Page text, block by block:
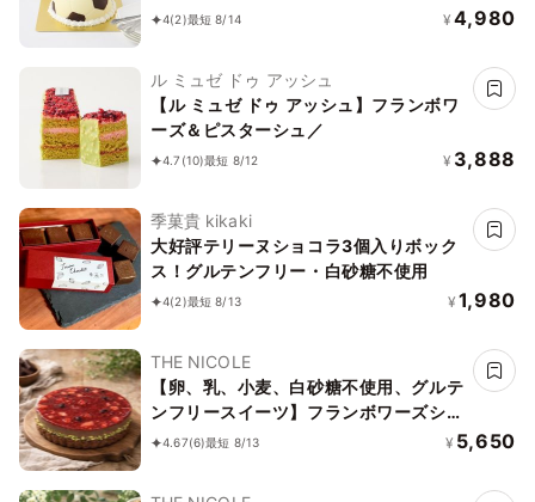
4(2)最短 8/14 ¥ 4,980
ル ミュゼ ドゥ アッシュ
【ル ミュゼ ドゥ アッシュ】フランボワ
ーズ＆ピスターシュ／
4.7 (10)最短 8/12 ¥ 3,888
季菓貴 kikaki
大好評テリーヌショコラ3個入りボック
ス！グルテンフリー・白砂糖不使用
4(2)最短 8/13 ¥ 1,980
THE NICOLE
【卵、乳、小麦、白砂糖不使用、グルテ
ンフリースイーツ】フランボワーズショ
コラ 京豆腐仕込み】 5号 15cm ～京豆
4.67(6)最短 8/13 ¥ 5,650